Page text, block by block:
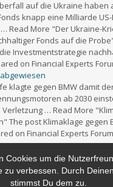
Cookies um die
zu verbessen. Durch
stimmst Du dem zu.
auf die Ukraine haben
knapp eine Milliarde
Read More "Der Ukraine-
Fonds auf die
Investmentstrategie
on Financial Experts
klagte gegen BMW damit
ab 2030
… Read More
The post Klimaklage gegen
on Financial Experts